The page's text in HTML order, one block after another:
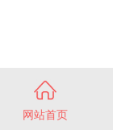
网站首页